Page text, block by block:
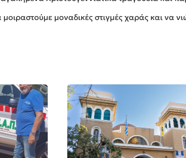
μοναδικές στιγμές χαράς και να